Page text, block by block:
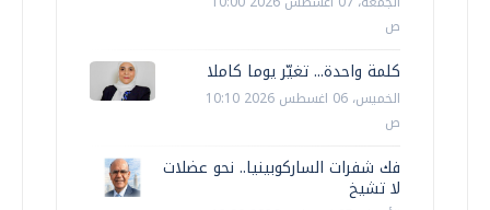
ص
كلمة واحدة... تغيّر يوما كاملا
الخميس، 06 اغسطس 2026 10:10
ص
فك شفرات الساركوبينيا.. نحو عضلات
لا تشيخ